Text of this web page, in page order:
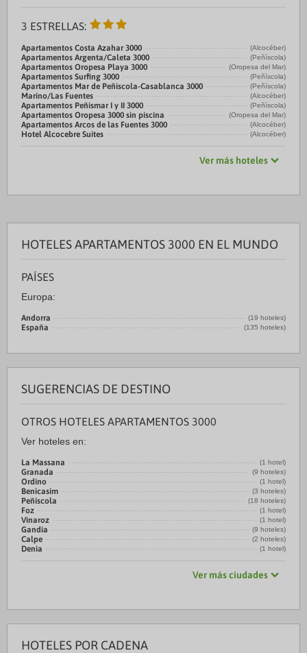
3 ESTRELLAS:
Apartamentos Costa Azahar 3000 (Alcocéber)
Apartamentos Argenta/Caleta 3000 (Peñíscola)
Apartamentos Oropesa Playa 3000 (Oropesa del Mar)
Apartamentos Surfing 3000 (Peñíscola)
Apartamentos Mar de Peñiscola-Casablanca 3000 (Peñíscola)
Marino/Las Fuentes (Alcocéber)
Apartamentos Peñismar I y II 3000 (Peñíscola)
Apartamentos Oropesa 3000 sin piscina (Oropesa del Mar)
Apartamentos Arcos de las Fuentes 3000 (Alcocéber)
Hotel Alcocebre Suites (Alcocéber)
Ver más hoteles
HOTELES APARTAMENTOS 3000 EN EL MUNDO
PAÍSES
Europa:
Andorra (19 hoteles)
España (135 hoteles)
SUGERENCIAS DE DESTINO
OTROS HOTELES APARTAMENTOS 3000
Ver hoteles en:
La Massana (1 hotel)
Granada (9 hoteles)
Ordino (1 hotel)
Benicasim (3 hoteles)
Peñíscola (18 hoteles)
Foz (1 hotel)
Vinaroz (1 hotel)
Gandia (9 hoteles)
Calpe (2 hoteles)
Denia (1 hotel)
Ver más ciudades
HOTELES POR CADENA